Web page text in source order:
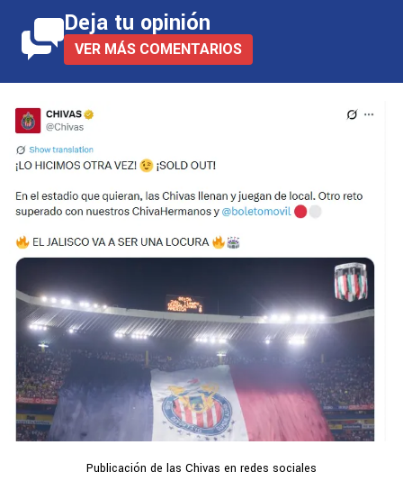
Deja tu opinión
VER MÁS COMENTARIOS
Publicación de las Chivas en redes sociales